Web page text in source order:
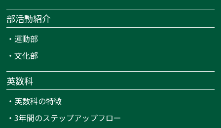
部活動紹介
・運動部
・文化部
英数科
・ 英数科の特徴
・3年間のステップアップフロー